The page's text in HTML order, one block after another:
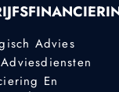
Advies
En